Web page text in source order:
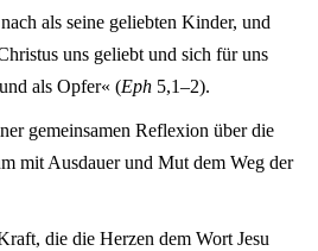
als seine geliebten Kinder, und
uns geliebt und sich für uns
als Opfer« (Eph 5,1–2).
gemeinsamen Reflexion über die
mit Ausdauer und Mut dem Weg der
die die Herzen dem Wort Jesu